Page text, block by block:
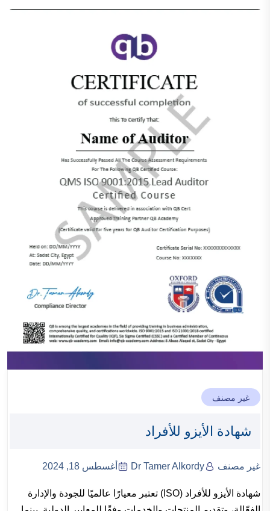
غير مصنف
شهادة الأيزو للأفراد
غير مصنف Dr Tamer Alkordy أغسطس 18, 2024
شهادة الأيزو للأفراد (ISO) تعتبر معيارًا عالميًا للجودة والإدارة